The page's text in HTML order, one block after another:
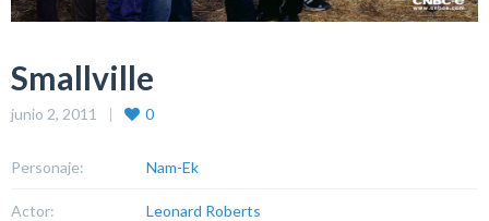
Smallville
junio 2, 2011 0
Personaje: Nam-Ek
Actor: Leonard Roberts